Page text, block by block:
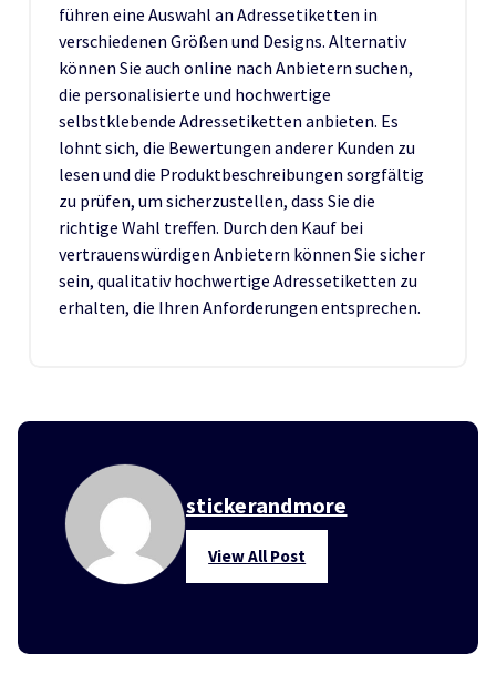
führen eine Auswahl an Adressetiketten in
verschiedenen Größen und Designs. Alternativ
können Sie auch online nach Anbietern suchen,
die personalisierte und hochwertige
selbstklebende Adressetiketten anbieten. Es
lohnt sich, die Bewertungen anderer Kunden zu
lesen und die Produktbeschreibungen sorgfältig
zu prüfen, um sicherzustellen, dass Sie die
richtige Wahl treffen. Durch den Kauf bei
vertrauenswürdigen Anbietern können Sie sicher
sein, qualitativ hochwertige Adressetiketten zu
erhalten, die Ihren Anforderungen entsprechen.
stickerandmore
View All Post